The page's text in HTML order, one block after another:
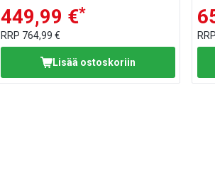
449,99 €*
RRP 764,99 €
Lisää ostoskoriin
RRP